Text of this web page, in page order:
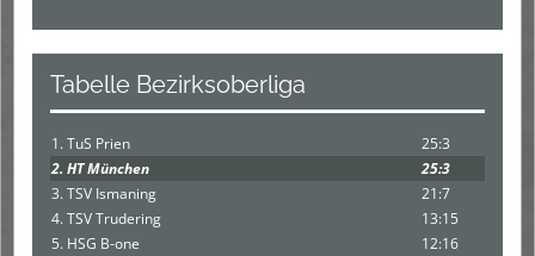
Tabelle Bezirksoberliga
1. TuS Prien
25:3
2. HT München
25:3
3. TSV Ismaning
21:7
4. TSV Trudering
13:15
5. HSG B-one
12:16